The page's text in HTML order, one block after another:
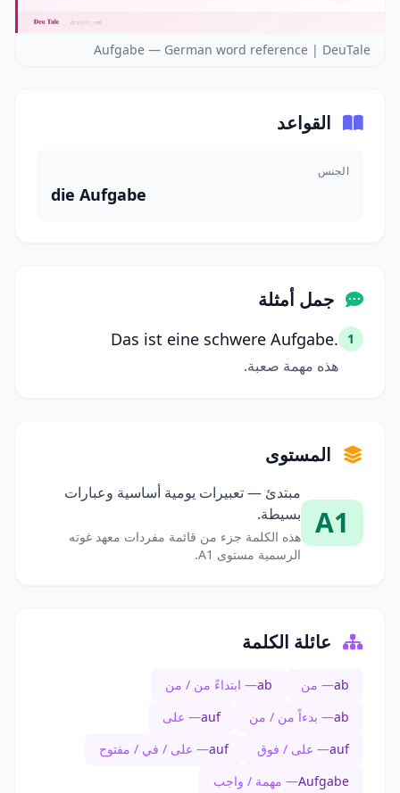
Aufgabe — German word reference | DeuTale
القواعد
الجنس
die Aufgabe
جمل أمثلة
1
Das ist eine schwere Aufgabe.
هذه مهمة صعبة.
المستوى
A1
مبتدئ — تعبيرات يومية أساسية وعبارات
بسيطة.
هذه الكلمة جزء من قائمة مفردات معهد غوته
الرسمية مستوى A1.
عائلة الكلمة
ab— من ab— ابتداءً من / من
ab— بدءاً من / من auf— على
auf— على / فوق auf— على / في / مفتوح
Aufgabe— مهمة / واجب